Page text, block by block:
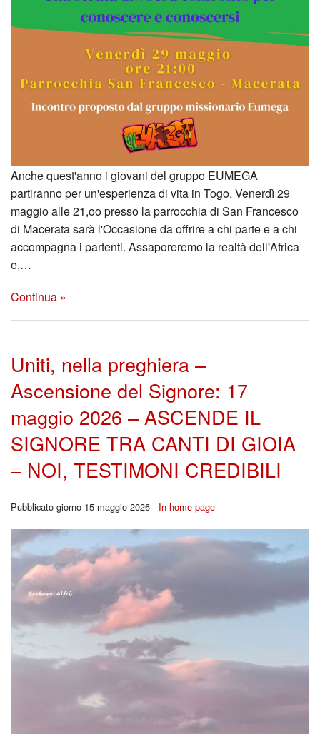
Anche quest'anno i giovani del gruppo EUMEGA
partiranno per un'esperienza di vita in Togo. Venerdì 29
maggio alle 21,oo presso la parrocchia di San Francesco
di Macerata sarà l'Occasione da offrire a chi parte e a chi
accompagna i partenti. Assaporeremo la realtà dell'Africa
e,…
Continua »
Uniti, nella preghiera –
Ascensione del Signore: 17
maggio 2026 – ASCENDE IL
SIGNORE TRA CANTI DI GIOIA
– NOI, TESTIMONI CREDIBILI
Pubblicato giorno 15 maggio 2026 - In home page